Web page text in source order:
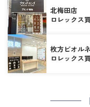
北梅田店
ロレックス
枚方ビオル
ロレックス